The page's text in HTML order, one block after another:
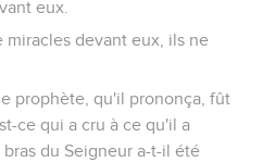
eux.
devant eux, ils ne
prophète, qu'il prononça, fût
ce qui a cru à ce qu'il a
du Seigneur a-t-il été